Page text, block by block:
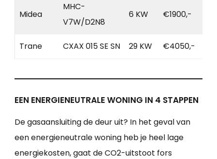
Midea
MHC-
V7W/D2N8
6 KW €1900,-
Trane CXAX 015 SE SN 29 KW €4050,-
EEN ENERGIENEUTRALE WONING IN 4 STAPPEN
De gasaansluiting de deur uit? In het geval van
een energieneutrale woning heb je heel lage
energiekosten, gaat de CO2-uitstoot fors